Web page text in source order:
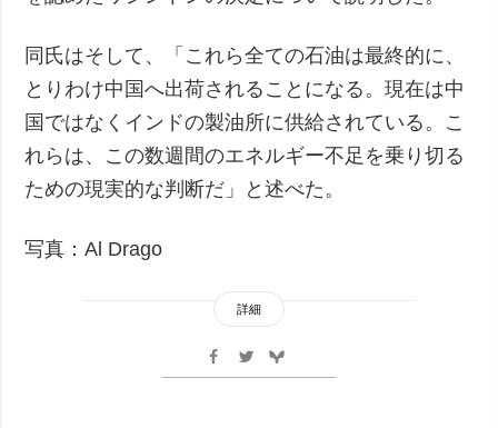
同氏はそして、「これら全ての石油は最終的に、
とりわけ中国へ出荷されることになる。現在は中
国ではなくインドの製油所に供給されている。こ
れらは、この数週間のエネルギー不足を乗り切る
ための現実的な判断だ」と述べた。
写真：Al Drago
詳細